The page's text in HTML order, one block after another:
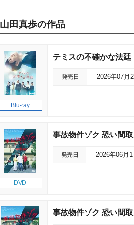
山田真歩の作品
Blu-ray
テミスの不確かな法廷
発売日 2026年07月
DVD
事故物件ゾク 恐い間取
発売日 2026年06月
事故物件ゾク 恐い間取